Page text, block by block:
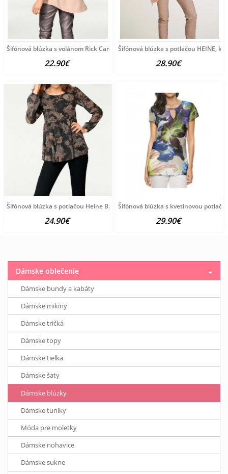
Šifónová blúzka s volánom Rick Cardona, púdrová
22.90€
Šifónová blúzka s potlačou HEINE,
28.90€
Šifónová blúzka s potlačou Heine B.C., čierno-farebná
24.90€
Šifónová blúzka s kvetinovou
29.90€
Dámske oblečenie
Dámske bundy a kabáty
Dámske mikiny
Dámske tričká
Dámske topy
Dámske tielka
Dámske šaty
Dámske blúzky
Dámske tuniky
Móda pre moletky
Dámske nohavice
Dámske sukne